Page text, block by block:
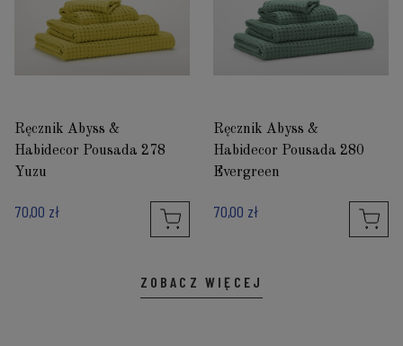
Ręcznik Abyss &
Habidecor Pousada 278
Yuzu
70,00 zł
Ręcznik Abyss &
Habidecor Pousada 280
Evergreen
70,00 zł
ZOBACZ WIĘCEJ